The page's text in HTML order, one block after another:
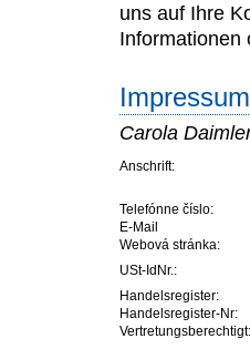
uns auf Ihre
Informationen
Carola
Anschrift:
Telefónne číslo:
E-Mail
Webová stránka:
USt-IdNr.:
Handelsregister:
Handelsregister-Nr:
Vertretungsberechtigt: